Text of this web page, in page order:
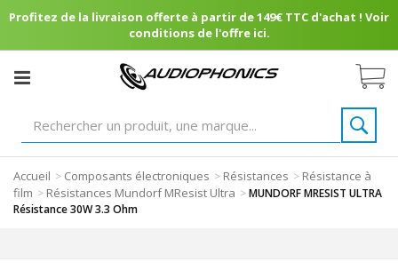
Profitez de la livraison offerte à partir de 149€ TTC d'achat ! Voir
conditions de l'offre ici.
Accueil > Composants électroniques > Résistances > Résistance à
film > Résistances Mundorf MResist Ultra >MUNDORF MRESIST ULTRA
Résistance 30W 3.3 Ohm